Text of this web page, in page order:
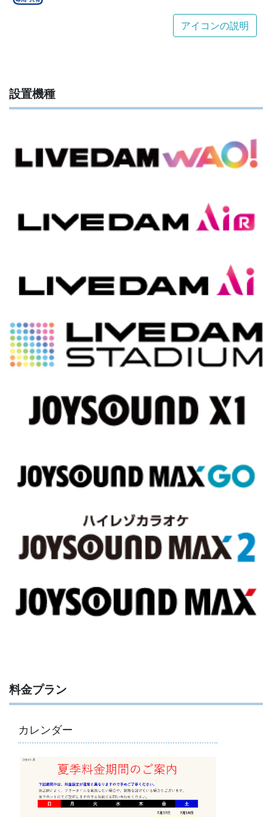
アイコンの説明
設置機種
料金プラン
カレンダー